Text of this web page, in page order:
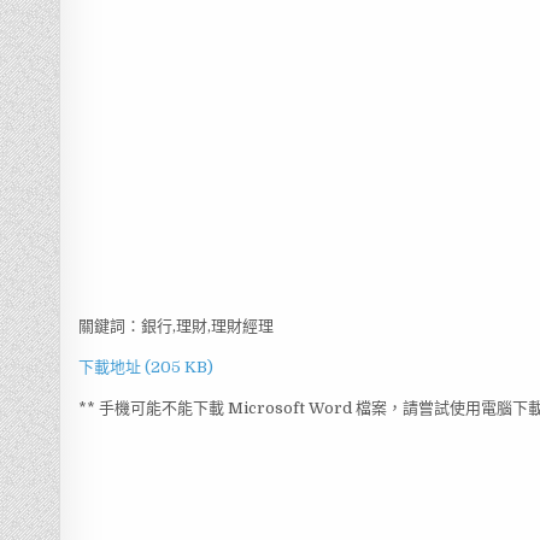
關鍵詞：銀行,理財,理財經理
下載地址 (205 KB)
** 手機可能不能下載 Microsoft Word 檔案，請嘗試使用電腦下